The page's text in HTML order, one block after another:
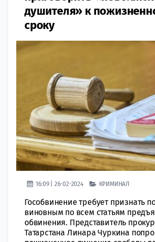
душителя» к
сроку
16:09 | 26-02-2024 КРИМИНАЛ
Гособвинение требует признать
виновным по всем статьям
обвинения. Представитель
Татарстана Линара Чуркина